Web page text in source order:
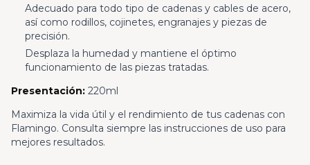
Adecuado para todo tipo de cadenas y cables de acero,
así como rodillos, cojinetes, engranajes y piezas de
precisión.
Desplaza la humedad y mantiene el óptimo
funcionamiento de las piezas tratadas.
Presentación: 220ml
Maximiza la vida útil y el rendimiento de tus cadenas con
Flamingo. Consulta siempre las instrucciones de uso para
mejores resultados.